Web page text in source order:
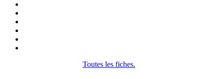
Toutes les fiches.